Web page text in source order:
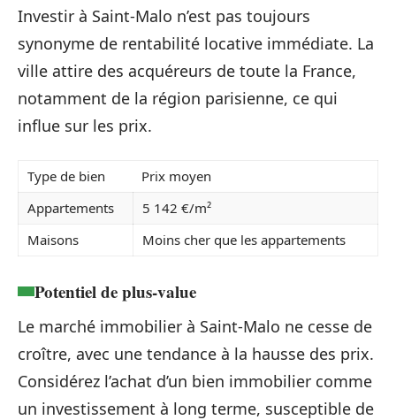
Investir à Saint-Malo n’est pas toujours
synonyme de rentabilité locative immédiate. La
ville attire des acquéreurs de toute la France,
notamment de la région parisienne, ce qui
influe sur les prix.
Type de bien
Prix moyen
Appartements
5 142 €/m²
Maisons
Moins cher que les appartements
Potentiel de plus-value
Le marché immobilier à Saint-Malo ne cesse de
croître, avec une tendance à la hausse des prix.
Considérez l’achat d’un bien immobilier comme
un investissement à long terme, susceptible de